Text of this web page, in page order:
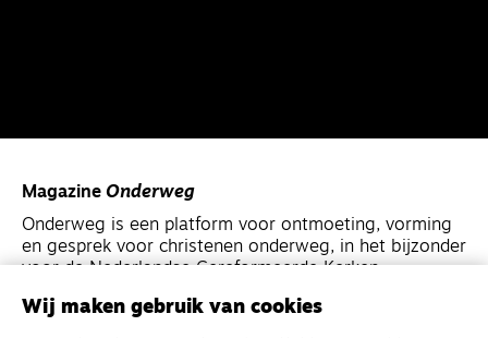
Magazine Onderweg
Onderweg is een platform voor ontmoeting, vorming
en gesprek voor christenen onderweg, in het bijzonder
voor de Nederlandse Gereformeerde Kerken.
Wij maken gebruik van cookies